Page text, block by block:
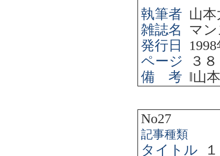
執筆者 山
雑誌名
マ
発行日
1998
ページ
３８
備 考 ‖山
No27
記事種類
タイトル